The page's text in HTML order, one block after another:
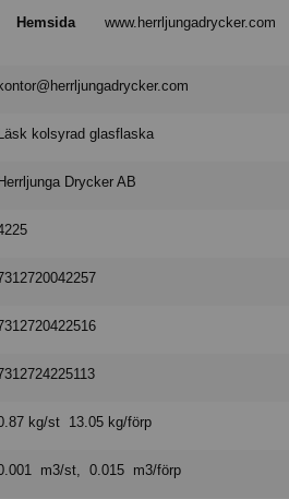
Hemsida
www.herrljungadrycker.com
kontor@herrljungadrycker.com
Läsk kolsyrad glasflaska
Herrljunga Drycker AB
kg/st 13.05 kg/förp
m3/st, 0.015 m3/förp